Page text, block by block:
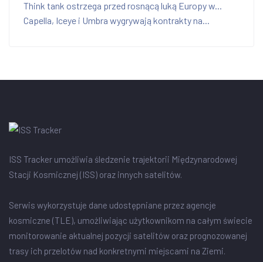
Think tank ostrzega przed rosnącą luką Europy w...
Capella, Iceye i Umbra wygrywają kontrakty na...
ISS Tracker umożliwia śledzenie trajektorii Międzynarodowej
Stacji Kosmicznej (ISS) oraz innych satelitów.
Serwis wykorzystuje dane udostępniane przez agencje
kosmiczne (TLE), umożliwiając użytkownikom na całym świecie
monitorowanie aktualnej pozycji satelitów oraz prognozowanej
trasy ich przelotów nad konkretnymi miejscami na Ziemi.